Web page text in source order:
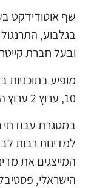
שף אוטודידקט
בגלבוע, התרנגול
ובעל חברת
מופיע בתוכניות
10, ערוץ 2 ערוץ הטיולים וערוץ החיים הטובים.
במסגרת עבודתי
למדינות רבות
המייצגים את
הישראלי,